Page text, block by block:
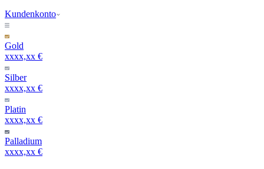
Kundenkonto
Gold
xxxx,xx €
Silber
xxxx,xx €
Platin
xxxx,xx €
Palladium
xxxx,xx €